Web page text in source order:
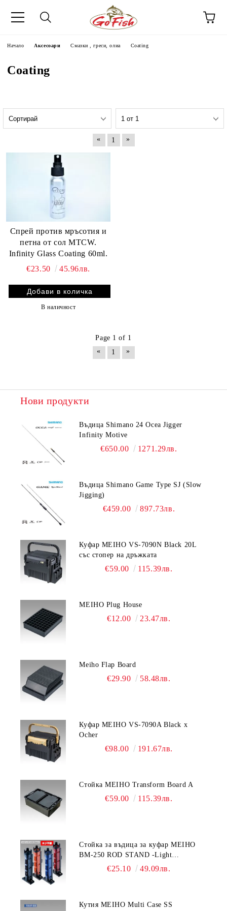
Начало Аксесоари Смазки , греси, олиа Coating
Coating
« 1 »
Спрей против мръсотия и
петна от сол MTCW.
Infinity Glass Coating 60ml.
€23.50
45.96лв.
В наличност
Page 1 of 1
«
1 »
Нови продукти
Въдица Shimano 24 Ocea Jigger
Infinity Motive
€650.00 1271.29лв.
Въдица Shimano Game Type SJ (Slow
Jigging)
€459.00 897.73лв.
Куфар MEIHO VS-7090N Black 20L
със стопер на дръжката
€59.00 115.39лв.
MEIHO Plug House
€12.00 23.47лв.
Meiho Flap Board
€29.90 58.48лв.
Куфар MEIHO VS-7090A Black x
Ocher
€98.00 191.67лв.
Стойка MEIHO Transform Board A
€59.00 115.39лв.
Стойка за въдица за куфар MEIHO
BM-250 ROD STAND -Light
Blue/Black color
€25.10 49.09лв.
Кутия MEIHO Multi Case SS